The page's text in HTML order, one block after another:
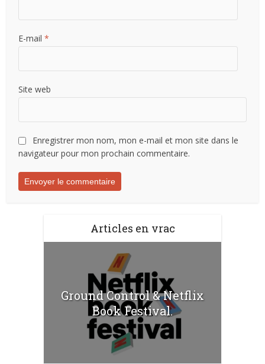
E-mail*
Site web
Enregistrer mon nom, mon e-mail et mon site dans le
navigateur pour mon prochain commentaire.
Articles en vrac
Ground Control & Netflix
Book Festival.